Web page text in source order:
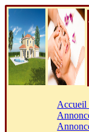
Accueil